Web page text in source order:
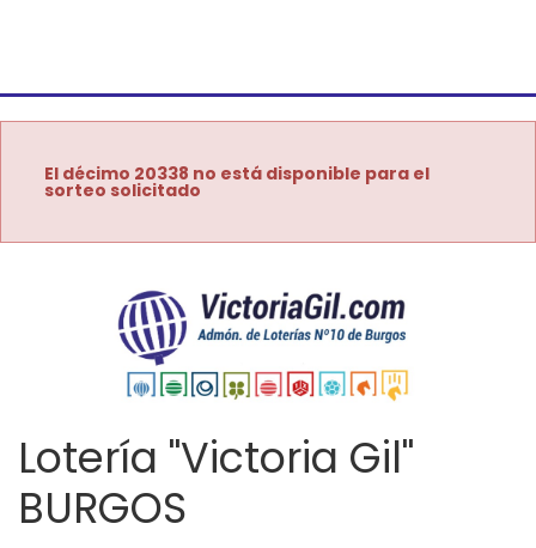
El décimo 20338 no está disponible para el
sorteo solicitado
Lotería "Victoria Gil"
BURGOS